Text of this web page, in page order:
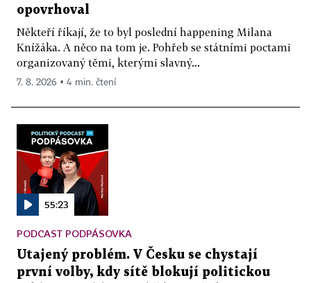
opovrhoval
Někteří říkají, že to byl poslední happening Milana
Knížáka. A něco na tom je. Pohřeb se státními poctami
organizovaný těmi, kterými slavný...
7. 8. 2026 ▪ 4 min. čtení
55:23
PODCAST PODPÁSOVKA
Utajený problém. V Česku se chystají
první volby, kdy sítě blokují politickou